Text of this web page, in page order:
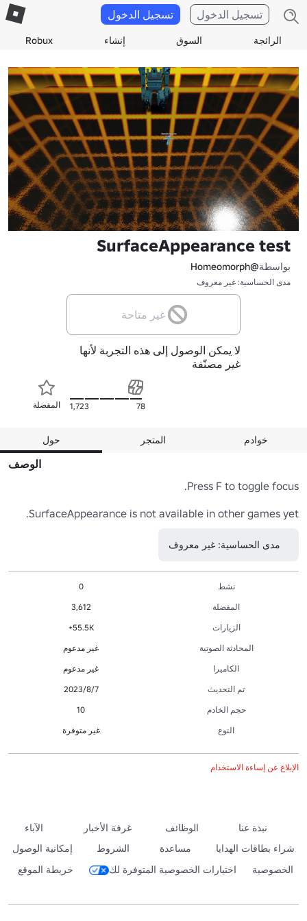
الرائجة السوق إنشاء Robux
تسجيل الدخول تسجيل الدخول
SurfaceAppearance test
بواسطة@Homeomorph
مدى الحساسية: غير معروف
غير متاحة
لا يمكن الوصول إلى هذه التجربة لأنها
غير مصنّفة
المفضلة 1,723 78
حول المتجر خوادم
الوصف
SurfaceAppearance is not available in other games yet.
مدى الحساسية: غير معروف
نشط
0
المفضلة
3,612
الزيارات
55.5K+
المحادثة الصوتية
غير مدعوم
الكاميرا
غير مدعوم
تم التحديث
7‏/8‏/2023
حجم الخادم
10
النوع
غير متوفرة
الإبلاغ عن إساءة الاستخدام
نبذة عنا الوظائف غرفة الأخبار
الآباء
شراء بطاقات الهدايا
مساعدة الشروط
إمكانية الوصول
الخصوصية
اختيارات الخصوصية المتوفرة لك خريطة الموقع